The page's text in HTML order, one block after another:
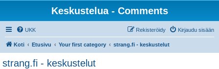
Keskustelua - Comments
UKK Kirjaudu sisään
Rekisteröidy
Koti Etusivu Your first category strang.fi - keskustelut
strang.fi - keskustelut